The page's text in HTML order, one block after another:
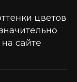
цветов
сайте